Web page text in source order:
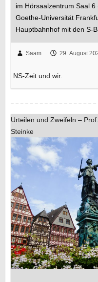
im Hörsaalzentrum Saal
Goethe-Universität
Hauptbahnhof mit den S-
Saam 29. August
NS-Zeit und wir.
Urteilen und Zweifeln –
Steinke